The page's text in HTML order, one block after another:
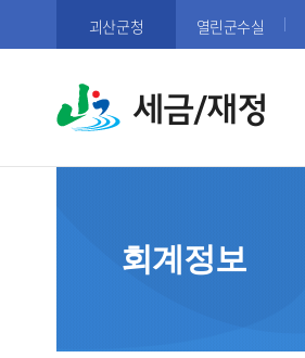
괴산군청 열린군수실
세금/재정
회계정보